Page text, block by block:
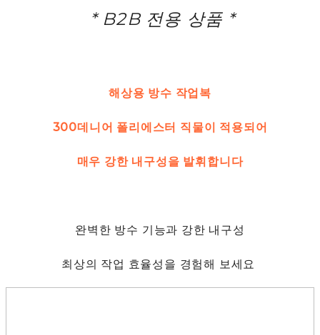
* B2B 전용 상품 *
해상용 방수 작업복
300데니어 폴리에스터 직물이 적용되어
매우 강한 내구성을 발휘합니다
완벽한 방수 기능과 강한 내구성
최상의 작업 효율성을 경험해 보세요